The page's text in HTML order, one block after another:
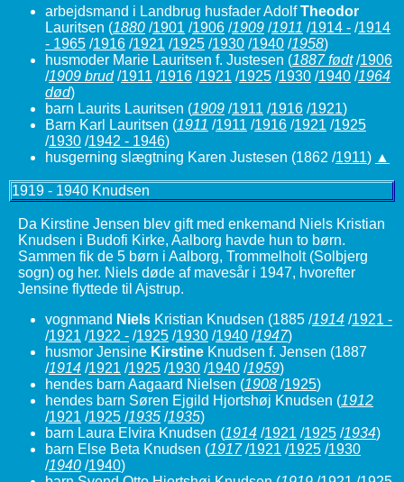
arbejdsmand i Landbrug husfader AdolfTheodor
Lauritsen (1880 /1901 /1906 /1909 /1911 /1914 - /1914
- 1965 /1916 /1921 /1925 /1930 /1940 /1958)
husmoder Marie Lauritsen f. Justesen (1887 født/1906
/1909 brud/1911 /1916 /1921 /1925 /1930 /1940 /1964
død)
barn Laurits Lauritsen (1909 /1911 /1916 /1921)
Barn Karl Lauritsen (1911 /1911 /1916 /1921 /1925
/1930 /1942 - 1946)
husgerning slægtning Karen Justesen (1862 /1911) ▲
1919 - 1940 Knudsen
Da Kirstine Jensen blev gift med enkemand Niels Kristian
Knudsen i Budofi Kirke, Aalborg havde hun to børn.
Sammen fik de 5 børn i Aalborg, Trommelholt (Solbjerg
sogn) og her. Niels døde af mavesår i 1947, hvorefter
Jensine flyttede til Ajstrup.
vognmand Niels Kristian Knudsen (1885 /1914 /1921 -
/1921 /1922 - /1925 /1930 /1940 /1947)
husmor Jensine Kirstine Knudsen f. Jensen (1887
/1914 /1921 /1925 /1930 /1940 /1959)
hendes barn Aagaard Nielsen (1908 /1925)
hendes barn Søren Ejgild Hjortshøj Knudsen (1912
/1921 /1925 /1935 /1935)
barn Laura Elvira Knudsen (1914 /1921 /1925 /1934)
barn Else Beta Knudsen (1917/1921 /1925 /1930
/1940 /1940)